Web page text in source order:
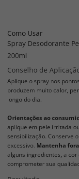
Como Usar
Spray Desodorante
200ml
Conselho de
Aplique o spray nos
produzem muito calor,
longo do dia.
Orientações ao
aplique em pele irritada
sensibilização. Conserve
excessivo. Mantenha
alguns ingredientes, a
comprometer sua